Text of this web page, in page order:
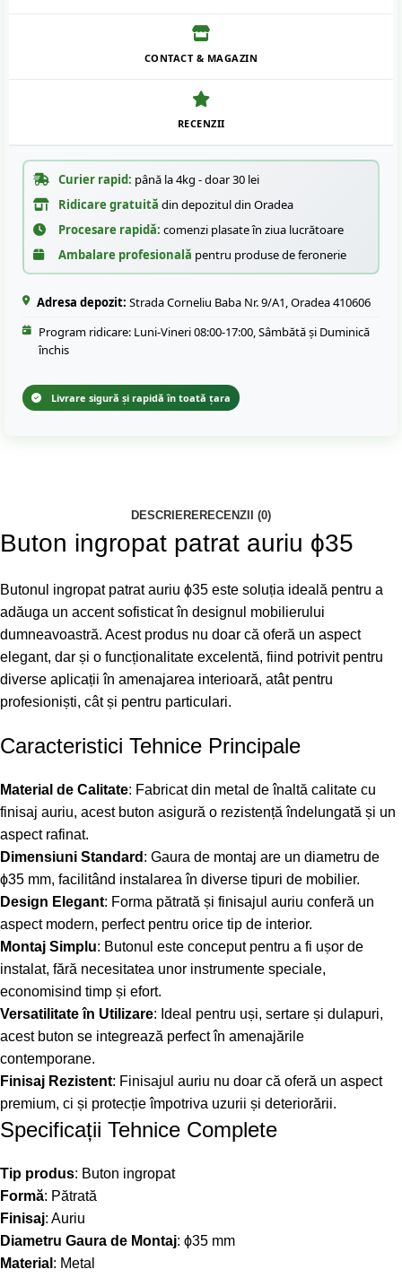
CONTACT & MAGAZIN
RECENZII
Curier rapid: până la 4kg - doar 30 lei
Ridicare gratuită din depozitul din Oradea
Procesare rapidă: comenzi plasate în ziua lucrătoare
Ambalare profesională pentru produse de feronerie
Adresa depozit: Strada Corneliu Baba Nr. 9/A1, Oradea 410606
Program ridicare: Luni-Vineri 08:00-17:00, Sâmbătă și Duminică
închis
Livrare sigură și rapidă în toată țara
DESCRIERERECENZII (0)
Buton ingropat patrat auriu ϕ35
Butonul ingropat patrat auriu ϕ35 este soluția ideală pentru a
adăuga un accent sofisticat în designul mobilierului
dumneavoastră. Acest produs nu doar că oferă un aspect
elegant, dar și o funcționalitate excelentă, fiind potrivit pentru
diverse aplicații în amenajarea interioară, atât pentru
profesioniști, cât și pentru particulari.
Caracteristici Tehnice Principale
Material de Calitate: Fabricat din metal de înaltă calitate cu
finisaj auriu, acest buton asigură o rezistență îndelungată și un
aspect rafinat.
Dimensiuni Standard : Gaura de montaj are un diametru de
ϕ35 mm, facilitând instalarea în diverse tipuri de mobilier.
Design Elegant: Forma pătrată și finisajul auriu conferă un
aspect modern, perfect pentru orice tip de interior.
Montaj Simplu: Butonul este conceput pentru a fi ușor de
instalat, fără necesitatea unor instrumente speciale,
economisind timp și efort.
Versatilitate în Utilizare: Ideal pentru uși, sertare și dulapuri,
acest buton se integrează perfect în amenajările
contemporane.
Finisaj Rezistent: Finisajul auriu nu doar că oferă un aspect
premium, ci și protecție împotriva uzurii și deteriorării.
Specificații Tehnice Complete
Tip produs: Buton ingropat
Formă: Pătrată
Finisaj: Auriu
Diametru Gaura de Montaj: ϕ35 mm
Material : Metal